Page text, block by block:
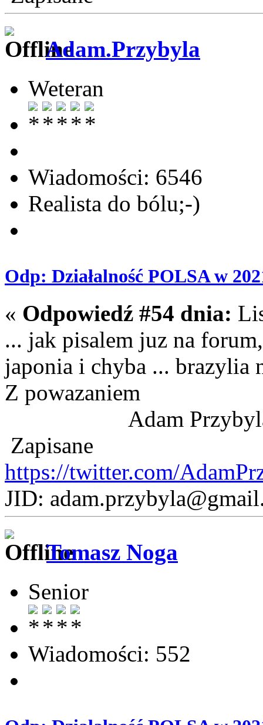
Adam.Przybyla
Weteran
Wiadomości: 6546
Realista do bólu;-)
Odp: Działalność POLSA w
« Odpowiedź #54 dnia:
... jak pisalem juz na
japonia i chyba ... brazylia
Z powazaniem
Adam
Zapisane
https://twitter.com/
JID:
Tomasz Noga
Senior
Wiadomości: 552